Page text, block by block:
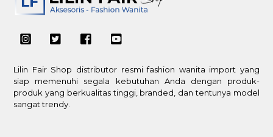
Lilin Fair Shop distributor resmi fashion wanita import yang
siap memenuhi segala kebutuhan Anda dengan produk-
produk yang berkualitas tinggi, branded, dan tentunya model
sangat trendy.